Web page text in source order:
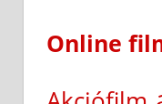
Online